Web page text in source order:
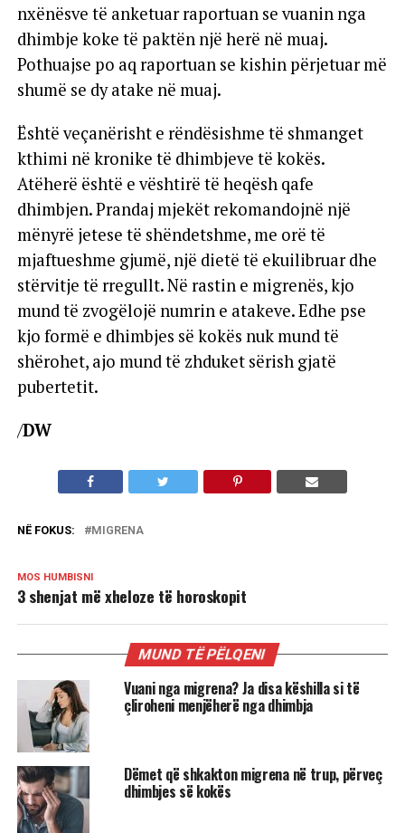
nxënësve të anketuar raportuan se vuanin nga
dhimbje koke të paktën një herë në muaj.
Pothuajse po aq raportuan se kishin përjetuar më
shumë se dy atake në muaj.
Është veçanërisht e rëndësishme të shmanget
kthimi në kronike të dhimbjeve të kokës.
Atëherë është e vështirë të heqësh qafe
dhimbjen. Prandaj mjekët rekomandojnë një
mënyrë jetese të shëndetshme, me orë të
mjaftueshme gjumë, një dietë të ekuilibruar dhe
stërvitje të rregullt. Në rastin e migrenës, kjo
mund të zvogëlojë numrin e atakeve. Edhe pse
kjo formë e dhimbjes së kokës nuk mund të
shërohet, ajo mund të zhduket sërish gjatë
pubertetit.
/DW
NË FOKUS: MIGRENA
MOS HUMBISNI
3 shenjat më xheloze të horoskopit
MUND TË PËLQENI
Vuani nga migrena? Ja disa këshilla si të
çliroheni menjëherë nga dhimbja
Dëmet që shkakton migrena në trup, përveç
dhimbjes së kokës